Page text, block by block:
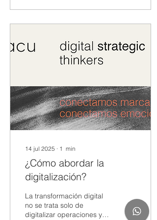
por datos inconsistentes
Comparativa rápida (lo
Feed XML Nube es el
mejor Feed xml de
tiendanube Criterio
Enlace único (URL) A
veces Sí Sí Actualiza
precio/stock/imagenes No
(a mano) Depende...
14 jul 2025 ∙ 1 min
¿Cómo abordar la
digitalización?
La transformación digital
no se trata solo de
digitalizar operaciones y